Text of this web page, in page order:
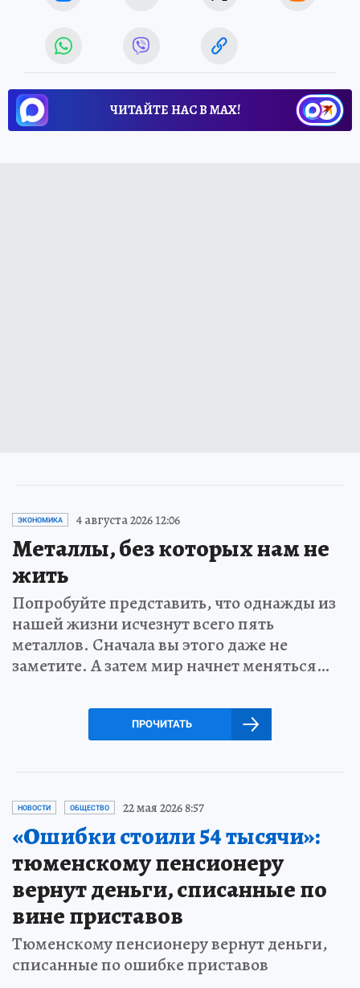
ЧИТАЙТЕ НАС В МАХ!
ЭКОНОМИКА 4 августа 2026 12:06
Металлы, без которых нам не
жить
Попробуйте представить, что однажды из
нашей жизни исчезнут всего пять
металлов. Сначала вы этого даже не
заметите. А затем мир начнет меняться…
ПРОЧИТАТЬ
НОВОСТИ ОБЩЕСТВО 22 мая 2026 8:57
«Ошибки стоили 54 тысячи»:
тюменскому пенсионеру
вернут деньги, списанные по
вине приставов
Тюменскому пенсионеру вернут деньги,
списанные по ошибке приставов